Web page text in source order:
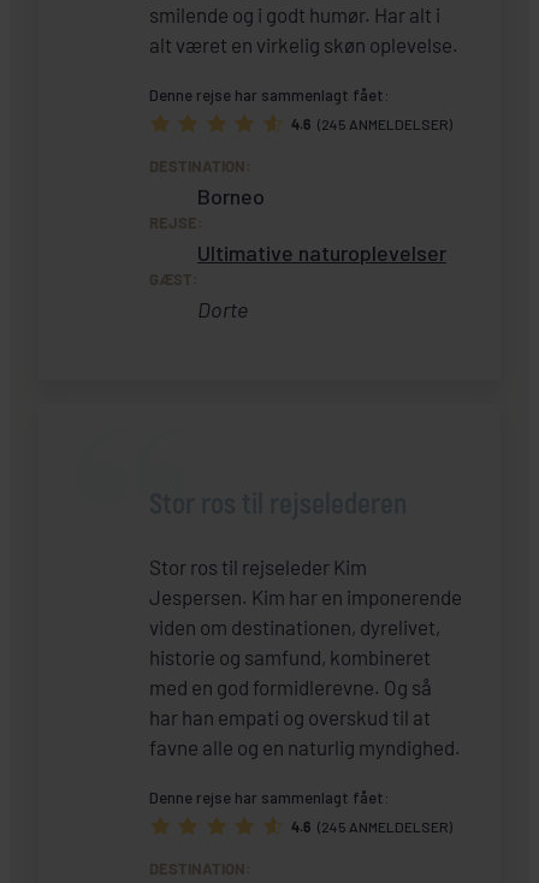
smilende og i godt humør. Har alt i
alt været en virkelig skøn oplevelse.
Denne rejse har sammenlagt fået:
4.6 (245 ANMELDELSER)
DESTINATION:
Borneo
REJSE:
Ultimative naturoplevelser
GÆST:
Dorte
Stor ros til rejseleder Kim
Jespersen. Kim har en imponerende
viden om destinationen, dyrelivet,
historie og samfund, kombineret
med en god formidlerevne. Og så
har han empati og overskud til at
favne alle og en naturlig myndighed.
Denne rejse har sammenlagt fået:
4.6 (245 ANMELDELSER)
DESTINATION: